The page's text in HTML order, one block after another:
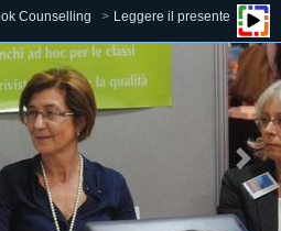
Counselling Leggere il presente